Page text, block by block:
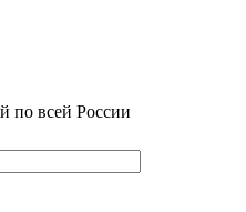
по всей России